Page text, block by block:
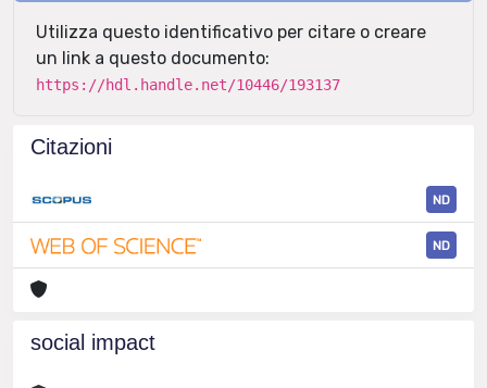
Utilizza questo identificativo per citare o creare
un link a questo documento:
https://hdl.handle.net/10446/193137
Citazioni
ND
ND
social impact